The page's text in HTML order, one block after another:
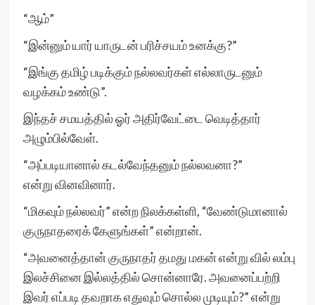
“ஆம்”
“இன்னும் யார் யாருடன் பரிச்சயம் உனக்கு?”
“இங்கு தமிழ் படிக்கும் நல்லவர்கள் எல்லாருடனும்
வழக்கம் உண்டு”.
இந்தச் சமயத்தில் ஓர் அதிர்வேட்டை வெடித்தார்
அழும்பில்வேள்.
“அப்படியானால் கடல்வேந்தனும் நல்லவனா?”
என்று வினவினார்.
“மிகவும் நல்லவர்” என்ற நிலக்கள்ளி, “வேண்டுமானால்
குருநாதரைக் கேளுங்கள்” என்றான்.
“அவனைத்தான் குருநாதர் தமது மகன் என்று வில் லம்பு
இலச்சினை இல்லத்தில் சொன்னாரே. அவனைப்பற்றி
இவர் எப்படி தவறாக எதுவும் சொல்ல முடியும்?” என்று